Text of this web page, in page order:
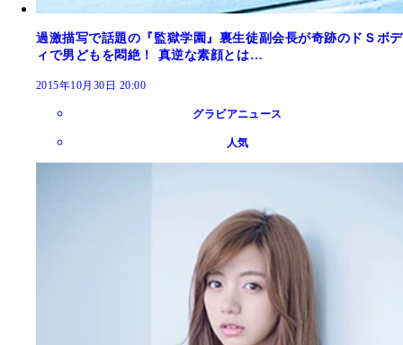
過激描写で話題の『監獄学園』裏生徒副会長が奇跡のドＳボデ
ィで男どもを悶絶！ 真逆な素顔とは…
2015年10月30日 20:00
グラビアニュース
人気